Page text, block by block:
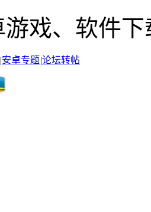
戏、软件下
|安卓专题|论坛转帖